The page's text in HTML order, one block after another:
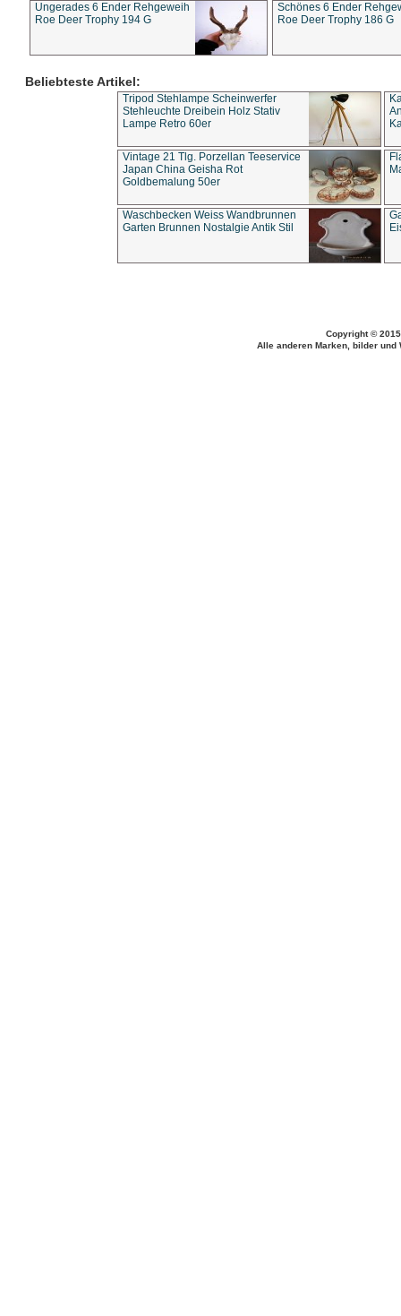
Ungerades 6 Ender Rehgeweih
Roe Deer Trophy 194 G
Schönes 6 Ender
Roe Deer Trophy 186 G
Beliebteste Artikel:
Tripod Stehlampe Scheinwerfer
Stehleuchte Dreibein Holz Stativ
Lampe Retro 60er
Vintage 21 Tlg. Porzellan Teeservice
Japan China Geisha Rot
Goldbemalung 50er
Waschbecken Weiss Wandbrunnen
Garten Brunnen Nostalgie Antik Stil
Copyright ©
Alle anderen Marken, bilder und